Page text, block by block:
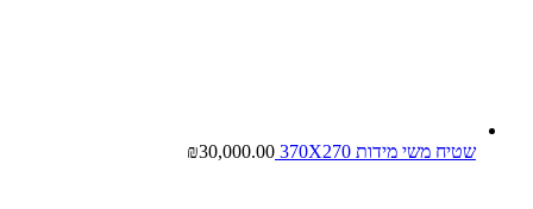
שטיח משי מידות 370X270 ₪30,000.00